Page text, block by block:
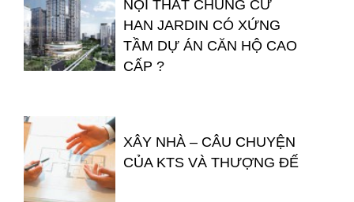
NỘI THẤT CHUNG CƯ
HAN JARDIN CÓ XỨNG
TẦM DỰ ÁN CĂN HỘ CAO
CẤP ?
XÂY NHÀ – CÂU CHUYỆN
CỦA KTS VÀ THƯỢNG ĐẾ